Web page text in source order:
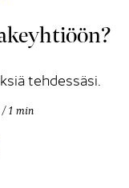
tehdessäsi.
1 min
LinkedInviestinä